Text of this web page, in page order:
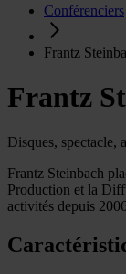
Conférenciers
Frantz
Frantz
Disques, spectacle,
Frantz Steinbach
Production et la
activités depuis